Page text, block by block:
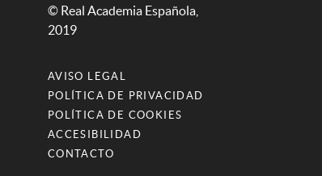
© Real Academia Española,
2019
AVISO LEGAL
POLÍTICA DE PRIVACIDAD
POLÍTICA DE COOKIES
ACCESIBILIDAD
CONTACTO